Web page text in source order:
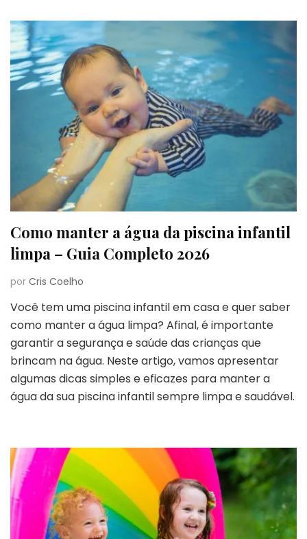
Como manter a água da piscina infantil
limpa – Guia Completo 2026
por Cris Coelho
Você tem uma piscina infantil em casa e quer saber
como manter a água limpa? Afinal, é importante
garantir a segurança e saúde das crianças que
brincam na água. Neste artigo, vamos apresentar
algumas dicas simples e eficazes para manter a
água da sua piscina infantil sempre limpa e saudável.